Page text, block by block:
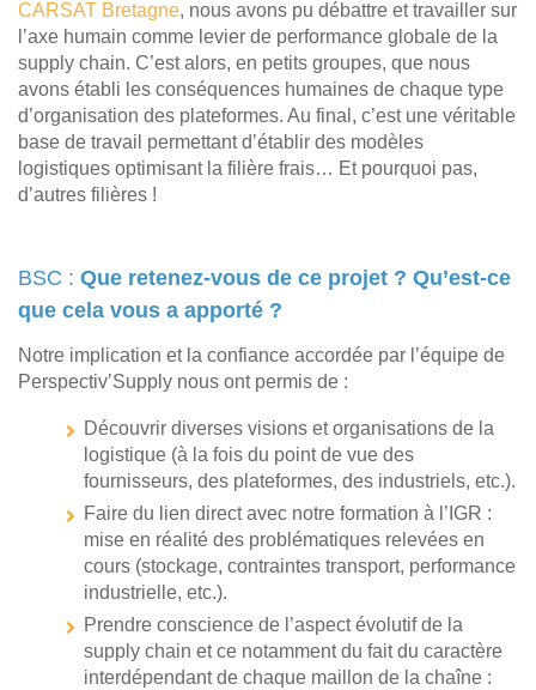
CARSAT Bretagne, nous avons pu débattre et travailler sur
l’axe humain comme levier de performance globale de la
supply chain. C’est alors, en petits groupes, que nous
avons établi les conséquences humaines de chaque type
d’organisation des plateformes. Au final, c’est une véritable
base de travail permettant d’établir des modèles
logistiques optimisant la filière frais… Et pourquoi pas,
d’autres filières !
BSC : Que retenez-vous de ce projet ? Qu’est-ce
que cela vous a apporté ?
Notre implication et la confiance accordée par l’équipe de
Perspectiv’Supply nous ont permis de :
Découvrir diverses visions et organisations de la
logistique (à la fois du point de vue des
fournisseurs, des plateformes, des industriels, etc.).
Faire du lien direct avec notre formation à l’IGR :
mise en réalité des problématiques relevées en
cours (stockage, contraintes transport, performance
industrielle, etc.).
Prendre conscience de l’aspect évolutif de la
supply chain et ce notamment du fait du caractère
interdépendant de chaque maillon de la chaîne :